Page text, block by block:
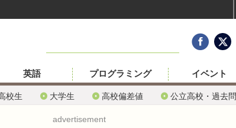
校生 大学生 高校偏差値 公立高校・過去問
英語 プログラミング イベント
advertisement